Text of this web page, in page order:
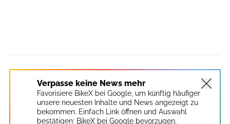
Verpasse keine News mehr
Favorisiere BikeX bei Google, um künftig häufiger
unsere neuesten Inhalte und News angezeigt zu
bekommen. Einfach Link öffnen und Auswahl
bestätigen: BikeX bei Google bevorzugen.